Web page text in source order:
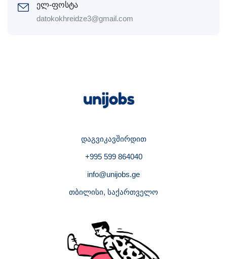
ელ-ფოსტა
datokokhreidze3@gmail.com
დაგვიკავშირდით
+995 599 864040
info@unijobs.ge
თბილისი, საქართველო